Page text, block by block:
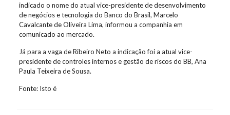
indicado o nome do atual vice-presidente de desenvolvimento
de negócios e tecnologia do Banco do Brasil, Marcelo
Cavalcante de Oliveira Lima, informou a companhia em
comunicado ao mercado.
Já para a vaga de Ribeiro Neto a indicação foi a atual vice-
presidente de controles internos e gestão de riscos do BB, Ana
Paula Teixeira de Sousa.
Fonte: Isto é